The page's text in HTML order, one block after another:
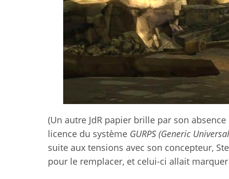
(Un autre JdR papier brille par son
licence du système GURPS (Generic
suite aux tensions avec son concepteur,
pour le remplacer, et celui-ci allait marquer